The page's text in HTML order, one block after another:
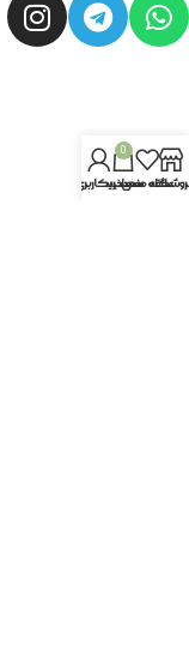
علاقه مندی
0
سبد خرید
حساب کاربری من